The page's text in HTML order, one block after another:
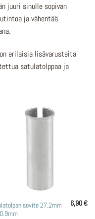
juuri sinulle sopivan
ja vähentää
erilaisia lisävarusteita
satulatolppaa ja
sovite 27.2mm
6,90€